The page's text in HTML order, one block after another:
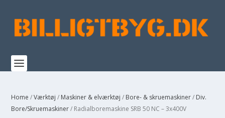
Home /Værktøj / Maskiner & elværktøj / Bore- & skruemaskiner/ Div.
Bore/Skruemaskiner/ Radialboremaskine SRB 50 NC – 3x400V